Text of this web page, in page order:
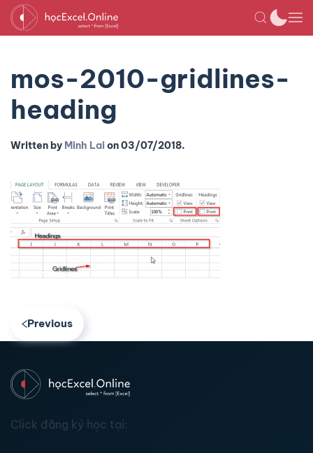
mos-2010-gridlines-
heading
Written by Minh Laion03/07/2018.
Previous
Click đăng ký học tại: